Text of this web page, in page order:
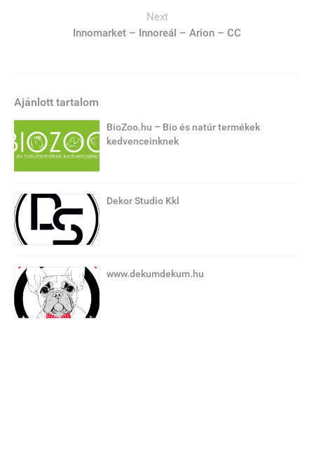
Next
Innomarket – Innoreál – Arion – CC
Ajánlott tartalom
BioZoo.hu – Bio és natúr termékek
kedvenceinknek
Dekor Studio Kkl
www.dekumdekum.hu